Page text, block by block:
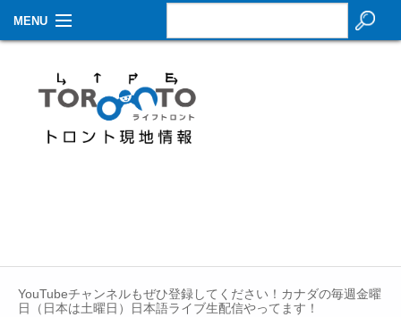
MENU
生活情報
その他
Contact
YouTubeチャンネルもぜひ登録してください！カナダの毎週金曜
日（日本は土曜日）日本語ライブ生配信やってます！